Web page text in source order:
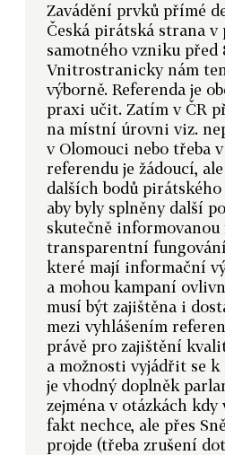
Zavádění prvků přímé
Česká pirátská strana v
samotného vzniku před
Vnitrostranicky nám
výborně. Referenda je
praxi učit. Zatím v ČR
na místní úrovni viz.
v Olomouci nebo třeba
referendu je žádoucí,
dalších bodů
aby byly splněny další
skutečně
transparentní
které mají informační
a mohou kampaní
musí být zajištěna i
mezi vyhlášením
právě pro zajištění
a možnosti vyjádřit se k
je vhodný doplněk
zejména v otázkách
fakt nechce, ale přes
projde (třeba zrušení